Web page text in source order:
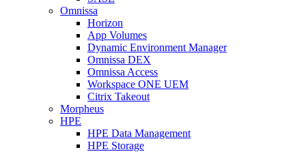
Omnissa
Horizon
App Volumes
Dynamic Environment Manager
Omnissa DEX
Omnissa Access
Workspace ONE UEM
Citrix Takeout
Morpheus
HPE
HPE Data Management
HPE Storage